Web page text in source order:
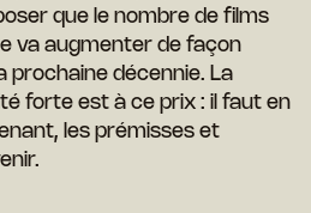
que le nombre de films
va augmenter de façon
prochaine décennie. La
forte est à ce prix : il faut en
les prémisses et